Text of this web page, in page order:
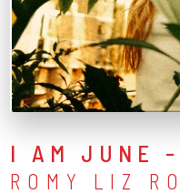
I AM JUNE
ROMY LIZ